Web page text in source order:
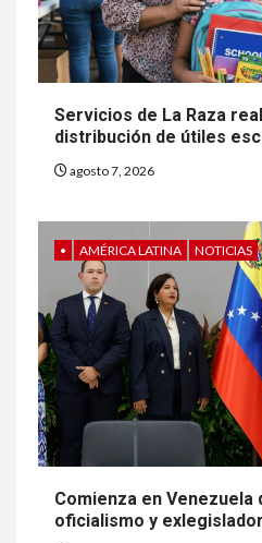
Servicios de La Raza
distribución de útiles
agosto 7, 2026
• AMÉRICA LATINA NOTICIAS
Comienza en Venezuela
oficialismo y